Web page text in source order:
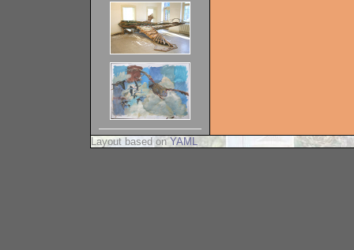
Layout based on YAML